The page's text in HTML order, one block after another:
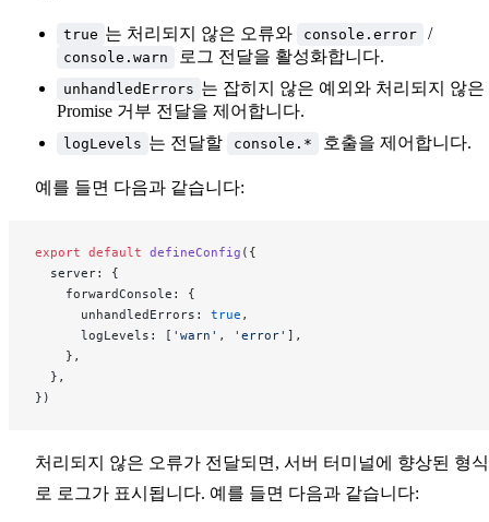
true 는 처리되지 않은 오류와 console.error /
console.warn 로그 전달을 활성화합니다.
unhandledErrors 는 잡히지 않은 예외와 처리되지 않은
Promise 거부 전달을 제어합니다.
logLevels 는 전달할 console.* 호출을 제어합니다.
예를 들면 다음과 같습니다:
export default defineConfig ({
  server: {
    forwardConsole: {
      unhandledErrors:
true ,
      logLevels: [
'warn' , 'error' ],
    },
  },
})
처리되지 않은 오류가 전달되면, 서버 터미널에 향상된 형
로 로그가 표시됩니다. 예를 들면 다음과 같습니다: